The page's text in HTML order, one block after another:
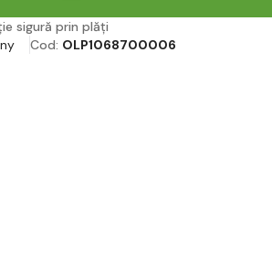
sigură prin plăți
Cod: OLP1068700006